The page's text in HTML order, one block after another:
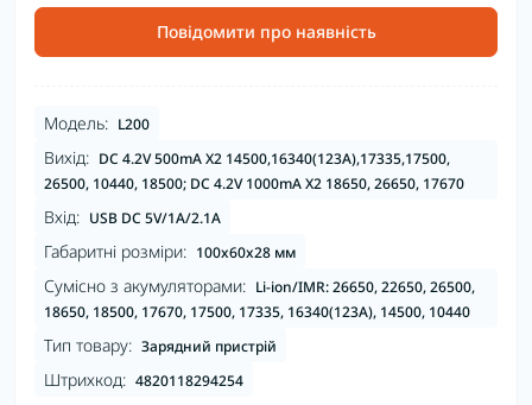
Повідомити про наявність
Модель: L200
Вихід: DC 4.2V 500mA X2 14500,16340(123A),17335,17500,
26500, 10440, 18500; DC 4.2V 1000mA X2 18650, 26650, 17670
Вхід: USB DC 5V/1A/2.1А
Габаритні розміри: 100x60x28 мм
Сумісно з акумуляторами: Li-ion/IMR: 26650, 22650, 26500,
18650, 18500, 17670, 17500, 17335, 16340(123А), 14500, 10440
Тип товару: Зарядний пристрій
Штрихкод: 4820118294254